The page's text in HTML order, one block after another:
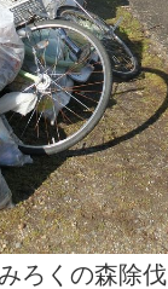
ろくの森除伐